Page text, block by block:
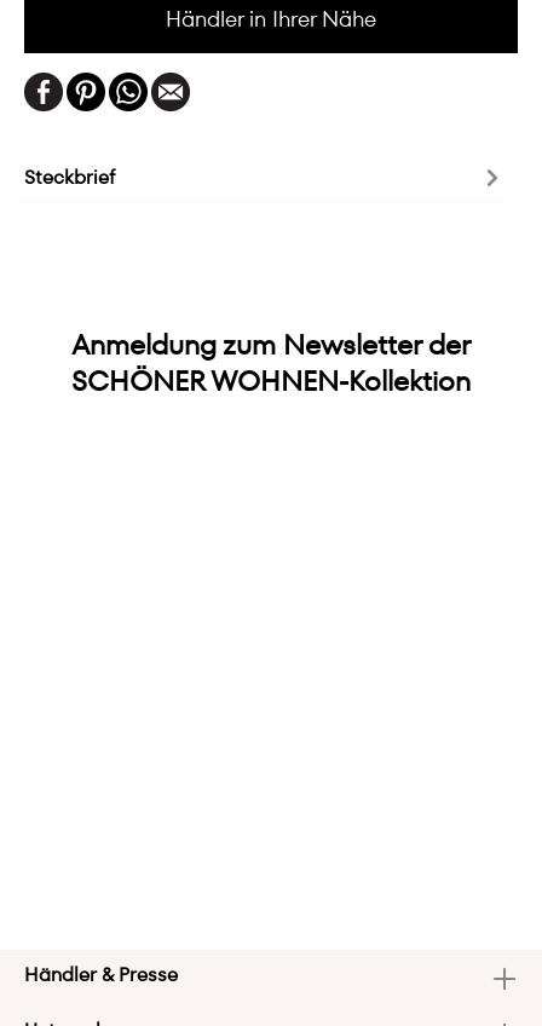
Händler in Ihrer Nähe
Steckbrief
Anmeldung zum Newsletter der
SCHÖNER WOHNEN-Kollektion
Händler & Presse